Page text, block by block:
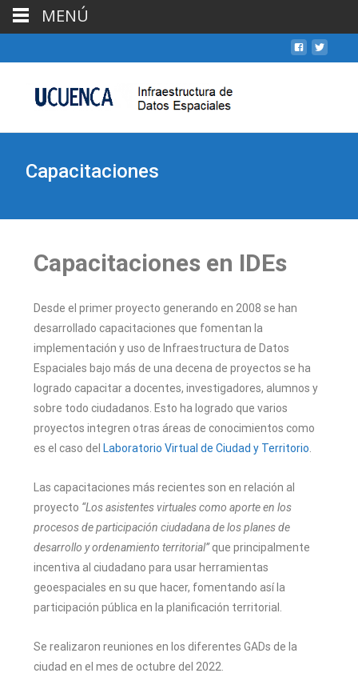
Capacitaciones
Capacitaciones en IDEs
Desde el primer proyecto generando en 2008 se han
desarrollado capacitaciones que fomentan la
implementación y uso de Infraestructura de Datos
Espaciales bajo más de una decena de proyectos se ha
logrado capacitar a docentes, investigadores, alumnos y
sobre todo ciudadanos. Esto ha logrado que varios
proyectos integren otras áreas de conocimientos como
es el caso del Laboratorio Virtual de Ciudad y Territorio
Las capacitaciones más recientes son en relación al
proyecto “Los asistentes virtuales como aporte en los
procesos de participación ciudadana de los planes de
desarrollo y ordenamiento territorial”que principalmente
incentiva al ciudadano para usar herramientas
geoespaciales en su que hacer, fomentando así la
participación pública en la planificación territorial.
Se realizaron reuniones en los diferentes GADs de la
ciudad en el mes de octubre del 2022.
MENÚ